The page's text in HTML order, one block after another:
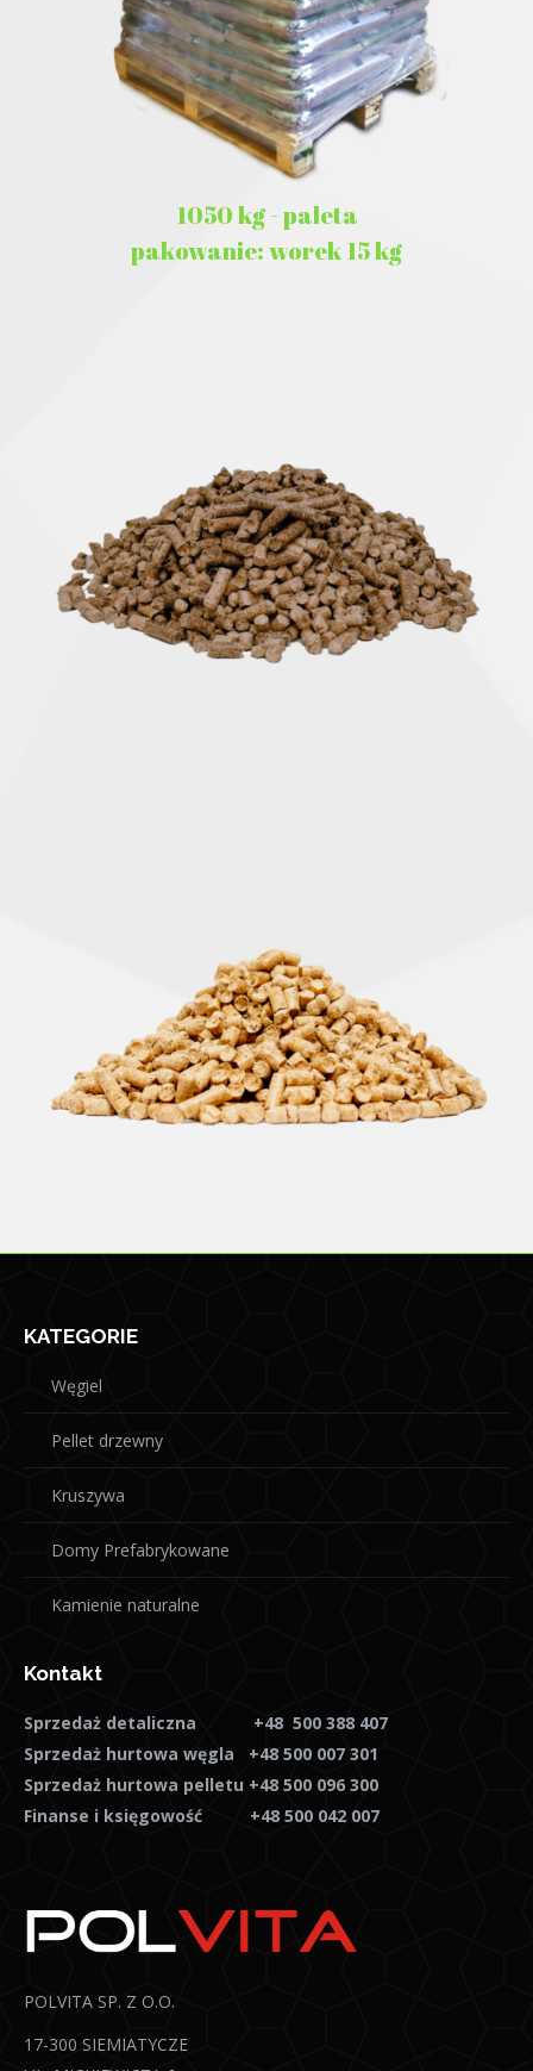
1050 kg - paleta
pakowanie: worek 15 kg
KATEGORIE
Węgiel
Pellet drzewny
Kruszywa
Domy Prefabrykowane
Kamienie naturalne
Kontakt
Sprzedaż detaliczna +48 500 388 407
Sprzedaż hurtowa węgla +48 500 007 301
Sprzedaż hurtowa pelletu +48 500 096 300
Finanse i księgowość +48 500 042 007
POLVITA SP. Z O.O.
17-300 SIEMIATYCZE